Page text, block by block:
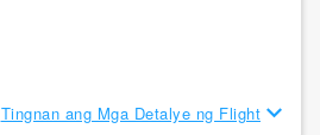
Tingnan ang Mga Detalye ng Flight